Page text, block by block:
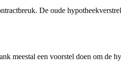
De oude
meestal een voorstel doen om de